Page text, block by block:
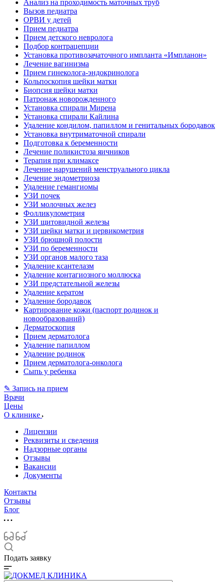
Анализ на проходимость маточных труб
Вызов педиатра
ОРВИ у детей
Прием педиатра
Прием детского невролога
Подбор контрацепции
Установка противозачаточного импланта «Импланон»
Лечение вагинизма
Прием гинеколога-эндокринолога
Кольпоскопия шейки матки
Биопсия шейки матки
Патронаж новорожденного
Установка спирали Мирена
Установка спирали Кайлина
Удаление кондилом, папиллом и генитальных бородавок
Установка внутриматочной спирали
Подготовка к беременности
Лечение поликистоза яичников
Терапия при климаксе
Лечение нарушений менструального цикла
Лечение эндометриоза
Удаление гемангиомы
УЗИ почек
УЗИ молочных желез
Фолликулометрия
УЗИ щитовидной железы
УЗИ шейки матки и цервикометрия
УЗИ брюшной полости
УЗИ по беременности
УЗИ органов малого таза
Удаление ксантелазм
Удаление контагиозного моллюска
УЗИ предстательной железы
Удаление кератом
Удаление бородавок
Картирование кожи (паспорт родинок и
новообразований)
Дерматоскопия
Прием дерматолога
Удаление папиллом
Удаление родинок
Прием дерматолога-онколога
Сыпь у ребенка
✎ Запись на прием
Врачи
Цены
О клинике
Лицензии
Реквизиты и сведения
Надзорные органы
Отзывы
Вакансии
Документы
Контакты
Отзывы
Блог
Подать заявку